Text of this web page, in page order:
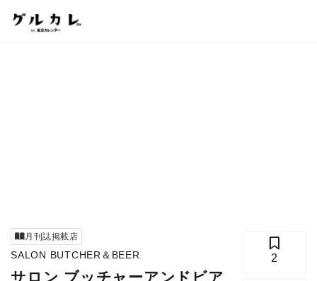
月刊誌掲載店
SALON BUTCHER＆BEER
サロン ブッチャーアンドビア
2